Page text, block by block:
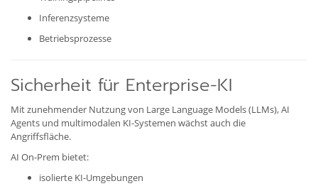
Inferenzsysteme
Betriebsprozesse
Sicherheit für Enterprise-KI
Mit zunehmender Nutzung von Large Language Models (LLMs), AI
Agents und multimodalen KI-Systemen wächst auch die
Angriffsfläche.
AI On-Prem bietet:
isolierte KI-Umgebungen